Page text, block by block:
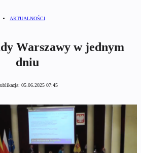
AKTUALNOŚCI
Warszawy w jednym
dniu
05.06.2025 07:45